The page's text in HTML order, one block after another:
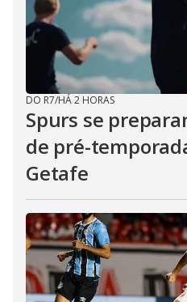
DO R7/HÁ 2 HORAS
Spurs se
de pré-
Getafe